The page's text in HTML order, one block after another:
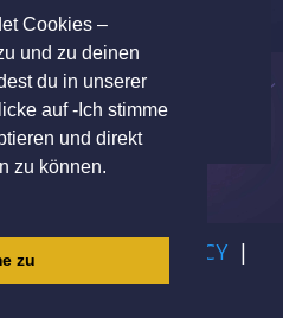
Cookies –
und zu deinen
du in unserer
auf -Ich stimme
und direkt
zu können.
zu
Female
34 y.o.
Arbon, Switzerland
PRIVACY POLICY |